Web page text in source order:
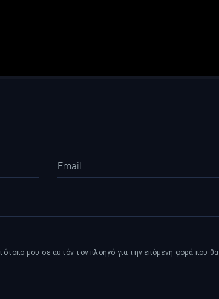
μου σε αυτόν τον πλοηγό για την επόμενη φορά που θα